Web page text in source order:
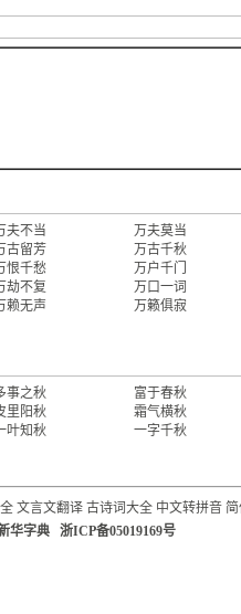
夫不当
万夫莫当
古留芳
万古千秋
恨千愁
万户千门
劫不复
万口一词
赖无声
万籁俱寂
事之秋
富于春秋
里阳秋
霜气横秋
叶知秋
一字千秋
文言文翻译 古诗词大全 中文转拼音
华字典 浙ICP备05019169号